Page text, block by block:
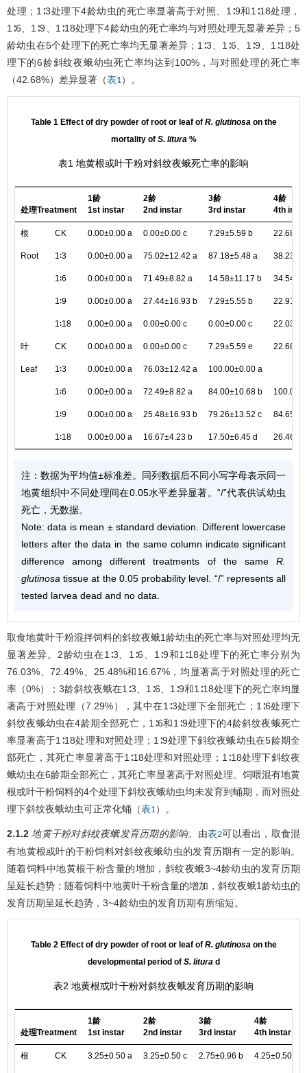
处理；1∶3处理下4龄幼虫的死亡率显著高于对照、1∶9和1∶18处理，
1∶6、1∶9、1∶18处理下4龄幼虫的死亡率均与对照处理无显著差异；5
龄幼虫在5个处理下的死亡率均无显著差异；1∶3、1∶6、1∶9、1∶18处
理下的6龄斜纹夜蛾幼虫死亡率均达到100%，与对照处理的死亡率
（42.68%）差异显著（表1）。
Table 1 Effect of dry powder of root or leaf of R. glutinosaon the
mortality of S. litura%
表1 地黄根或叶干粉对斜纹夜蛾死亡率的影响
处理Treatment
1龄
1st instar
2龄
2nd instar
3龄
3rd instar
4龄
4th
根 CK 0.00±0.00 a 0.00±0.00 c 7.29±5.59 b
Root 1∶3 0.00±0.00 a 75.02±12.42 a 87.18±5.48 a
1∶6 0.00±0.00 a 71.49±8.82 a 14.58±11.17 b
1∶9 0.00±0.00 a 27.44±16.93 b 7.29±5.55 b
1∶18 0.00±0.00 a 0.00±0.00 c 0.00±0.00 c
叶 CK 0.00±0.00 a 0.00±0.00 c 7.29±5.59 e
Leaf 1∶3 0.00±0.00 a 76.03±12.42 a 100.00±0.00 a
1∶6 0.00±0.00 a 72.49±8.82 a 84.00±10.68 b
1∶9 0.00±0.00 a 25.48±16.93 b 79.26±13.52 c
1∶18 0.00±0.00 a 16.67±4.23 b 17.50±6.45 d
注：数据为平均值±标准差。同列数据后不同小写字母表示同一
地黄组织中不同处理间在0.05水平差异显著。“/”代表供试幼虫
死亡，无数据。
Note: data is mean ± standard deviation. Different lowercase
letters after the data in the same column indicate significant
difference among different treatments of the sameR.
glutinosa tissue at the 0.05 probability level. “/” represents all
tested larvea dead and no data.
取食地黄叶干粉混拌饲料的斜纹夜蛾1龄幼虫的死亡率与对照处理均无
显著差异。2龄幼虫在1∶3、1∶6、1∶9和1∶18处理下的死亡率分别为
76.03%、72.49%、25.48%和16.67%，均显著高于对照处理的死亡
率（0%）；3龄斜纹夜蛾在1∶3、1∶6、1∶9和1∶18处理下的死亡率均显
著高于对照处理（7.29%），其中在1∶3处理下全部死亡；1∶6处理下
斜纹夜蛾幼虫在4龄期全部死亡，1∶6和1∶9处理下的4龄斜纹夜蛾死亡
率显著高于1∶18处理和对照处理；1∶9处理下斜纹夜蛾幼虫在5龄期全
部死亡，其死亡率显著高于1∶18处理和对照处理；1∶18处理下斜纹夜
蛾幼虫在6龄期全部死亡，其死亡率显著高于对照处理。饲喂混有地黄
根或叶干粉饲料的4个处理下斜纹夜蛾幼虫均未发育到蛹期，而对照处
理下斜纹夜蛾幼虫可正常化蛹（表1）。
2.1.2 地黄干粉对斜纹夜蛾发育历期的影响。由表2可以看出，取食混
有地黄根或叶的干粉饲料对斜纹夜蛾幼虫的发育历期有一定的影响。
随着饲料中地黄根干粉含量的增加，斜纹夜蛾3~4龄幼虫的发育历期
呈延长趋势；随着饲料中地黄叶干粉含量的增加，斜纹夜蛾1龄幼虫的
发育历期呈延长趋势，3~4龄幼虫的发育历期有所缩短。
Table 2 Effect of dry powder of root or leaf of R. glutinosaon the
developmental period of S. liturad
表2 地黄根或叶干粉对斜纹夜蛾发育历期的影响
处理Treatment
1龄
1st instar
2龄
2nd instar
3龄
3rd instar
4龄
4th instar
根 CK 3.25±0.50 a 3.25±0.50 c 2.75±0.96 b 4.25±0.50 b